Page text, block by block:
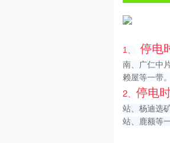
1、 停电
南、广仁中
赖屋等一带
2、 停电
站、杨迪选
站、鹿额等